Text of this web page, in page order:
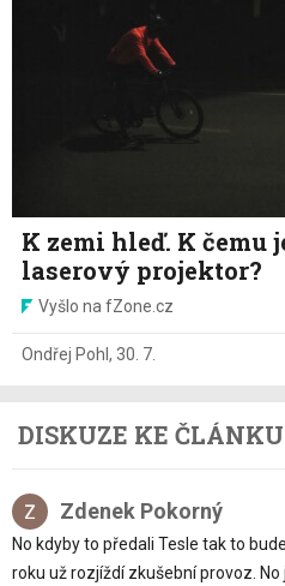
K zemi hleď. K čemu
laserový projektor?
Vyšlo na fZone.cz
Ondřej Pohl , 30. 7.
DISKUZE KE ČLÁNKU
Zdenek Pokorný
No kdyby to předali Tesle tak to
roku už rozjíždí zkušební provoz.